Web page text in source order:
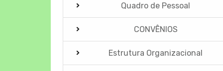
Quadro de Pessoal
CONVÊNIOS
Estrutura Organizacional